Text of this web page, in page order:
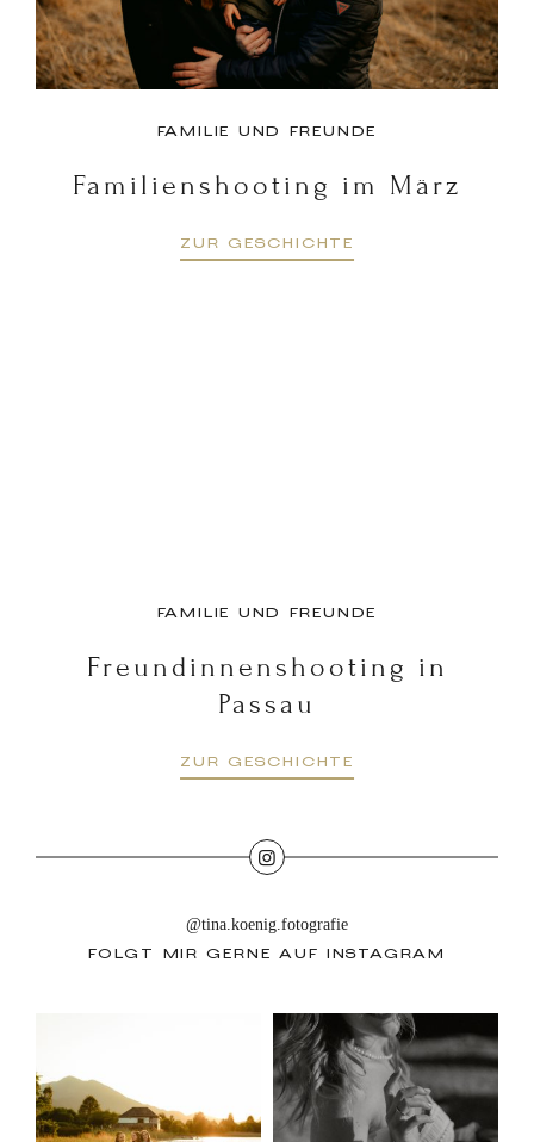
FAMILIE UND FREUNDE
Familienshooting im März
ZUR GESCHICHTE
FAMILIE UND FREUNDE
Freundinnenshooting in
Passau
ZUR GESCHICHTE
@tina.koenig.fotografie
FOLGT MIR GERNE AUF INSTAGRAM